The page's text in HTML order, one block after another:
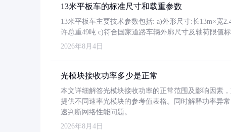
13米平板车的标准尺寸和载重参数
13米平板车主要技术参数包括: a)外形尺寸:长13m×宽
许总重49吨 c)符合国家道路车辆外廓尺寸及轴荷限值
2026年8月4日
光模块接收功率多少是正常
本文详细解答光模块接收功率的正常范围及影响因素
提供不同速率光模块的参考值表格。同时解释功率异
速判断网络性能问题。
2026年8月4日